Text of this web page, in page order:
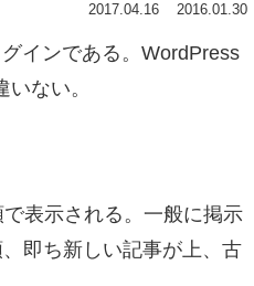
2017.04.16 2016.01.30
インである。WordPress
ない。
表示される。一般に掲示
即ち新しい記事が上、古